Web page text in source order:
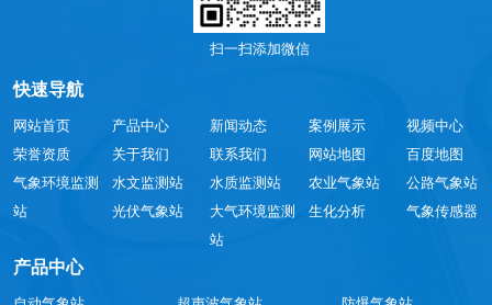
扫一扫添加微信
快速导航
网站首页 产品中心 新闻动态 案例展示
视频中心
荣誉资质
关于我们 联系我们 网站地图
百度地图
气象环境监测
站
水文监测站 水质监测站 农业气象站
公路气象站
光伏气象站
大气环境监测
站
生化分析 气象传感器
产品中心